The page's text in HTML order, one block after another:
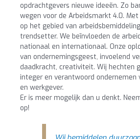
opdrachtgevers nieuwe ideeën. Zo
wegen voor de Arbeidsmarkt 4.0.
op het gebied van
trendsetter. We beïnvloeden de
nationaal en internationaal. Onze
van ondernemingsgeest, invoelend
daadkracht, creativiteit. Wij hechten
integer en verantwoord ondernemen
en werkgever.
Er is meer mogelijk dan u denkt.
op!